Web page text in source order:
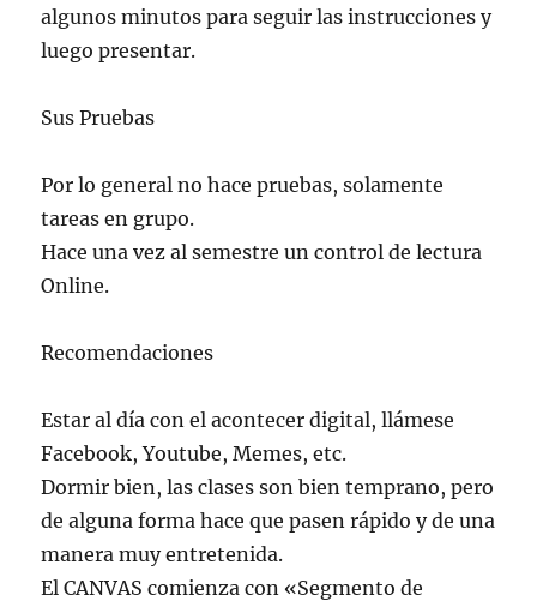
algunos minutos para seguir las instrucciones y
luego presentar.
Sus Pruebas
Por lo general no hace pruebas, solamente
tareas en grupo.
Hace una vez al semestre un control de lectura
Online.
Recomendaciones
Estar al día con el acontecer digital, llámese
Facebook, Youtube, Memes, etc.
Dormir bien, las clases son bien temprano, pero
de alguna forma hace que pasen rápido y de una
manera muy entretenida.
El CANVAS comienza con «Segmento de